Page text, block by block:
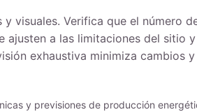
visuales. Verifica que el número
ajusten a las limitaciones del sitio y
exhaustiva minimiza cambios y
y previsiones de producción